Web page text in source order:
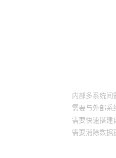
内部多系统
需要与外部
需要快速搭
需要消除数